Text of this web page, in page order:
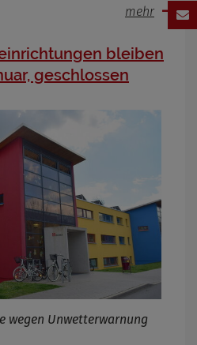
mehr
bleiben
geschlossen
wegen Unwetterwarnung